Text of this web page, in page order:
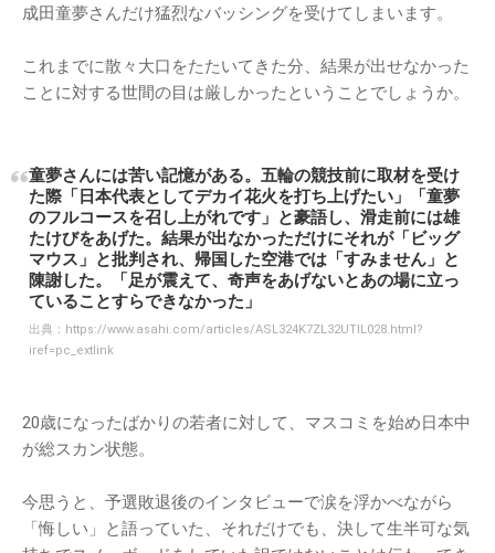
成田童夢さんだけ猛烈なバッシングを受けてしまいます。
これまでに散々大口をたたいてきた分、結果が出せなかった
ことに対する世間の目は厳しかったということでしょうか。
童夢さんには苦い記憶がある。五輪の競技前に取材を受け
た際「日本代表としてデカイ花火を打ち上げたい」「童夢
のフルコースを召し上がれです」と豪語し、滑走前には雄
たけびをあげた。結果が出なかっただけにそれが「ビッグ
マウス」と批判され、帰国した空港では「すみません」と
陳謝した。「足が震えて、奇声をあげないとあの場に立っ
ていることすらできなかった」
出典： https://www.asahi.com/articles/ASL324K7ZL32UTIL028.html?
iref=pc_extlink
20歳になったばかりの若者に対して、マスコミを始め日本中
が総スカン状態。
今思うと、予選敗退後のインタビューで涙を浮かべながら
「悔しい」と語っていた、それだけでも、決して生半可な気